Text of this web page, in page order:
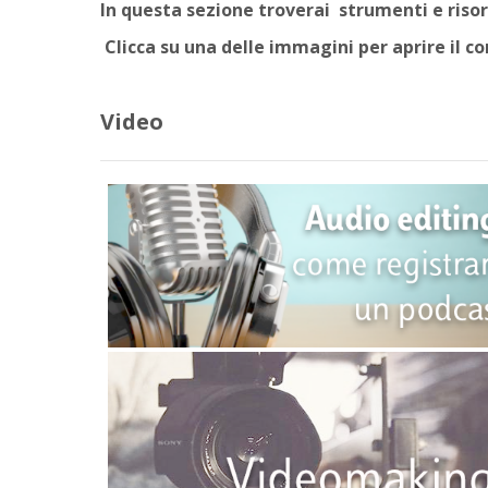
In questa sezione troverai strumenti e
Clicca su una delle immagini per aprire il
Video